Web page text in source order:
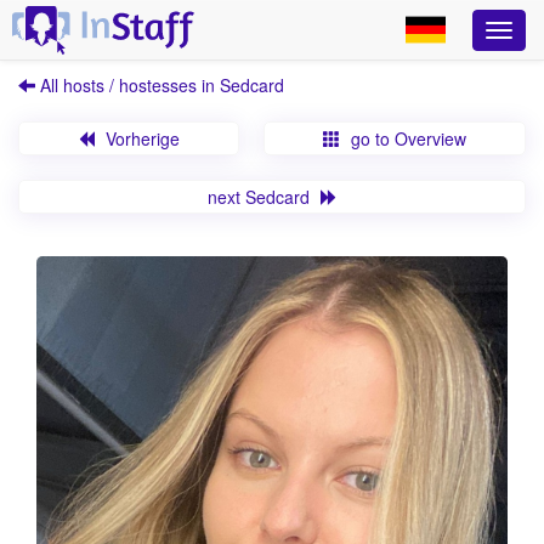
All hosts / hostesses in Sedcard
Vorherige go to Overview
next Sedcard